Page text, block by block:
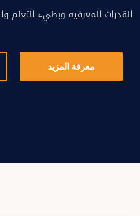
القدرات المعرفيه وبطيء التعلم
معرفة المزيد